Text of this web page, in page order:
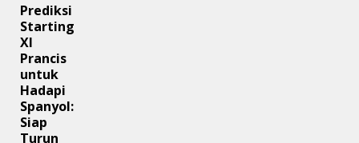
Prediksi
Starting
XI
Prancis
untuk
Hadapi
Spanyol:
Siap
Turun